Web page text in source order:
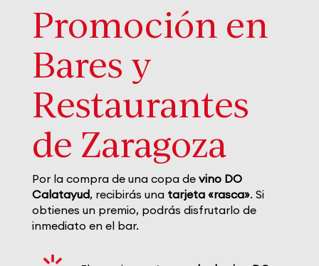
Promoción en
Bares y
Restaurantes
de Zaragoza
Por la compra de una copa de vino DO
Calatayud, recibirás una tarjeta «rasca». Si
obtienes un premio, podrás disfrutarlo de
inmediato en el bar.